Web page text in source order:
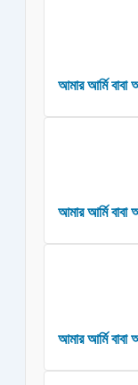
আমার আর্মি
আমার আর্মি
আমার আর্মি